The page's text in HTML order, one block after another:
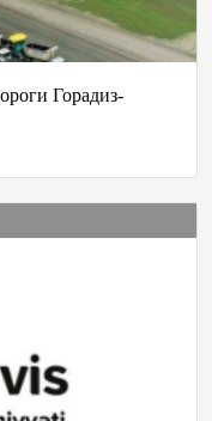
Горадиз-